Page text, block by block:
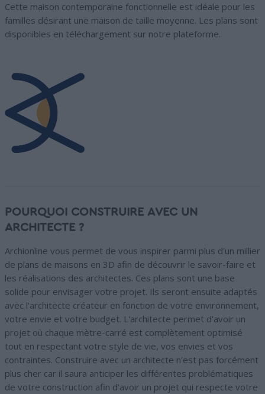
Cette maison contemporaine fonctionnelle est idéale pour les
familles désirant une maison de taille moyenne. Les plans sont
disponibles en téléchargement sur notre plateforme.
POURQUOI CONSTRUIRE AVEC UN
ARCHITECTE ?
Archionline vous permet de vous inspirer parmi plus d'un millier
de plans de maisons en 3D afin de découvrir le savoir-faire et
les réalisations des architectes. Ces plans sont une base
solide pour envisager votre projet. Ils seront ensuite adaptés
avec l'architecte créateur en fonction de votre environnement,
votre envie et votre budget. L'architecte permet d'avoir un
projet où chaque mètre-carré est complètement optimisé
tout en respectant votre style de vie, vos envies et vos
contraintes. Construire avec un architecte n'est pas forcément
plus cher car il saura anticiper les différentes problématiques
de votre construction afin d'avoir un projet qui respecte votre